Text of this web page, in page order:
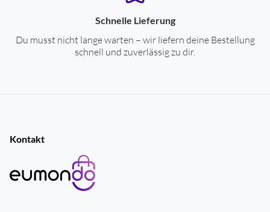
Schnelle Lieferung
Du musst nicht lange warten – wir liefern deine Bestellung
schnell und zuverlässig zu dir.
Kontakt